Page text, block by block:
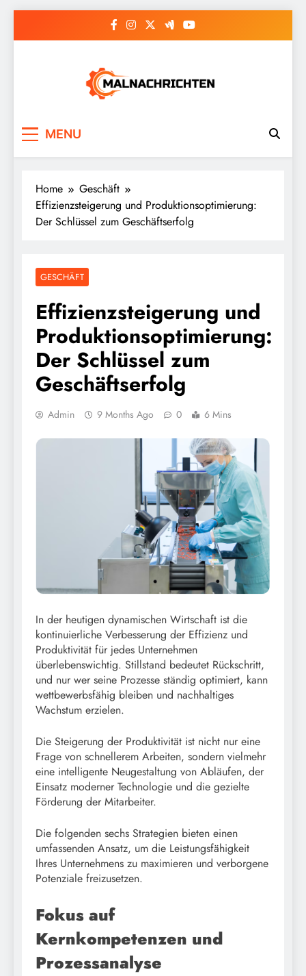
MENU
Home
Geschäft
Effizienzsteigerung und Produktionsoptimierung:
Der Schlüssel zum Geschäftserfolg
GESCHÄFT
Effizienzsteigerung und
Produktionsoptimierung:
Der Schlüssel zum
Geschäftserfolg
Admin 9 Months Ago 0 6 Mins
In der heutigen dynamischen Wirtschaft ist die
kontinuierliche Verbesserung der Effizienz und
Produktivität für jedes Unternehmen
überlebenswichtig. Stillstand bedeutet Rückschritt,
und nur wer seine Prozesse ständig optimiert, kann
wettbewerbsfähig bleiben und nachhaltiges
Wachstum erzielen.
Die Steigerung der Produktivität ist nicht nur eine
Frage von schnellerem Arbeiten, sondern vielmehr
eine intelligente Neugestaltung von Abläufen, der
Einsatz moderner Technologie und die gezielte
Förderung der Mitarbeiter.
Die folgenden sechs Strategien bieten einen
umfassenden Ansatz, um die Leistungsfähigkeit
Ihres Unternehmens zu maximieren und verborgene
Potenziale freizusetzen.
Fokus auf
Kernkompetenzen und
Prozessanalyse